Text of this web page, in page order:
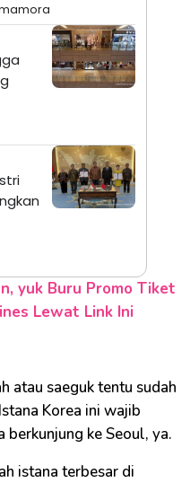
yuk Buru Promo Tiket
Lewat Link Ini
atau saeguk tentu sudah
Korea ini wajib
berkunjung ke Seoul, ya.
istana terbesar di